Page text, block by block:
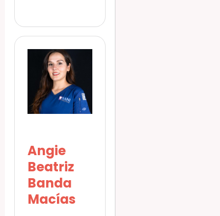
Angie
Beatriz
Banda
Macías